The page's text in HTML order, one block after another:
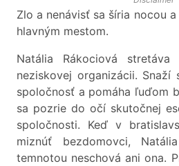
Zlo a nenávisť sa šíria nocou
hlavným mestom.
Natália Rákociová
neziskovej organizácii.
spoločnosť a pomáha ľuďom
sa pozrie do očí skutočnej
spoločnosti. Keď v
miznúť bezdomovci,
temnotou neschová ani ona.